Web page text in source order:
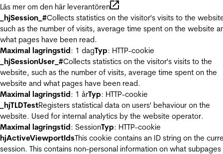
Läs mer om den här leverantören
_hjSession_#Collects statistics on the visitor's visits to the
such as the number of visits, average time spent on the website
what pages have been read.
Maximal lagringstid: 1 dagTyp: HTTP-cookie
_hjSessionUser_#Collects statistics on the visitor's visits to the
website, such as the number of visits, average time spent on the
website and what pages have been read.
Maximal lagringstid: 1 årTyp: HTTP-cookie
_hjTLDTestRegisters statistical data on users' behaviour on the
website. Used for internal analytics by the website operator.
Maximal lagringstid: SessionTyp: HTTP-cookie
hjActiveViewportIdsThis cookie contains an ID string on the
session. This contains non-personal information on what